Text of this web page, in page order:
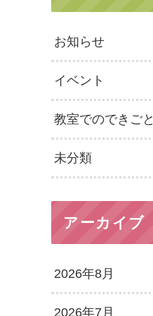
お知らせ
イベント
教室でのできごと
未分類
アーカイブ
2026年8月
2026年7月